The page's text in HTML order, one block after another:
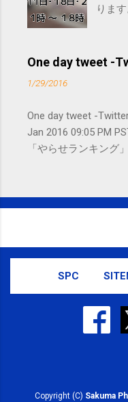
りま
れな
お問
One day tweet -
1/29/2016
One day tweet -
Jan 2016 09:05 PM
「やらせランキング
to email updates
ニング(@SPCstyle) -
powered by Google
Parkway, Mountain
SPC
Copyright (C) Sakuma